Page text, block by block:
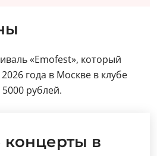
«Emofest», который
года в Москве в клубе
рублей.
в